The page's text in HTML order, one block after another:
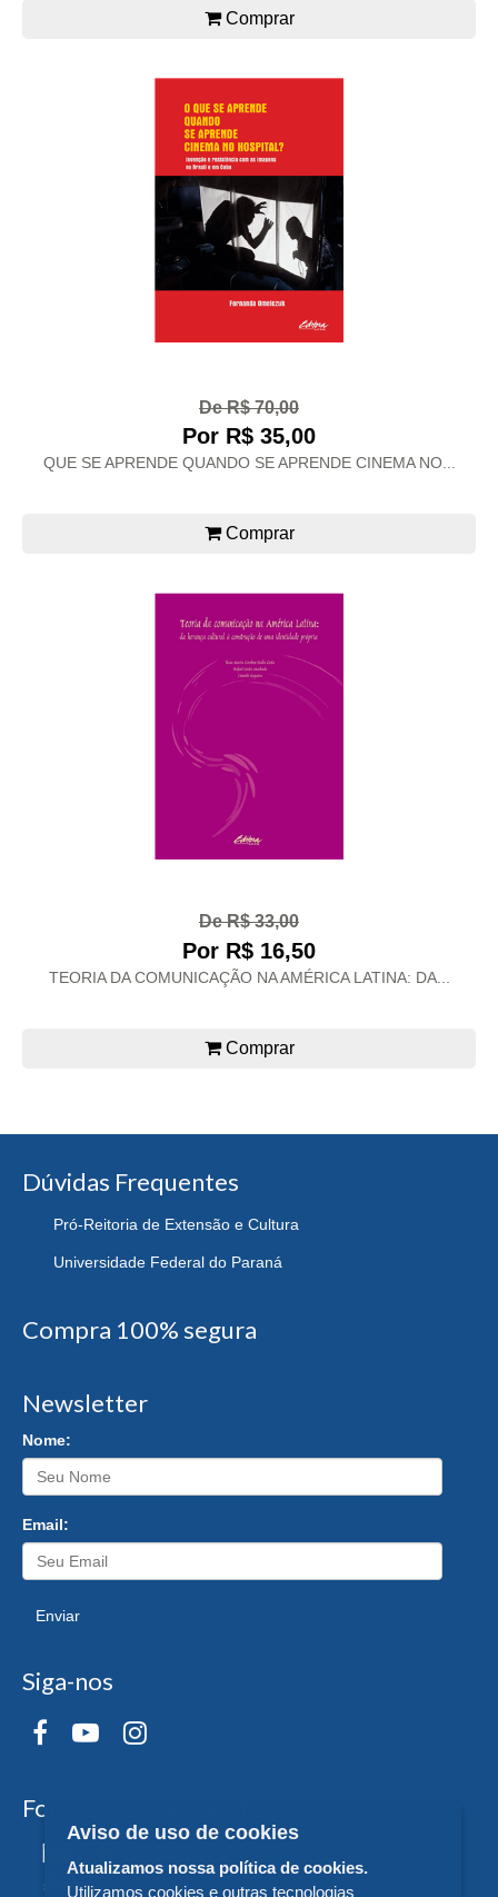
Comprar
De R$ 70,00
Por R$ 35,00
QUE SE APRENDE QUANDO SE APRENDE CINEMA NO...
Comprar
De R$ 33,00
Por R$ 16,50
TEORIA DA COMUNICAÇÃO NA AMÉRICA LATINA: DA...
Comprar
Dúvidas Frequentes
Pró-Reitoria de Extensão e Cultura
Universidade Federal do Paraná
Compra 100% segura
Newsletter
Nome:
Email:
Enviar
Siga-nos
Formas de Pagamento
Aviso de uso de cookies
Atualizamos nossa política de cookies.
Utilizamos cookies e outras tecnologias